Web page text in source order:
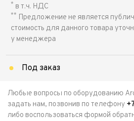
* в т.ч. НДС
** Предложение не является
стоимость для данного товара
у менеджера
Под заказ
Любые вопросы по оборудованию
задать нам, позвонив по телефону
либо воспользоваться формой